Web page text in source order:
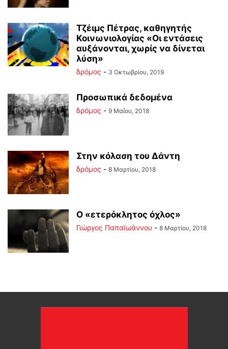
Τζέιμς Πέτρας, καθηγητής
Κοινωνιολογίας «Οι εντάσεις
αυξάνονται, χωρίς να δίνεται
λύση»
δρόμος - 3 Οκτωβρίου, 2019
Προσωπικά δεδομένα
δρόμος - 9 Μαΐου, 2018
Στην κόλαση του Δάντη
δρόμος - 8 Μαρτίου, 2018
Ο «ετερόκλητος όχλος»
Γιώργος Παπαϊωάννου - 8 Μαρτίου, 2018